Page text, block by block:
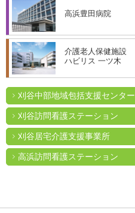
高浜豊田病院
介護老人保健施設
ハビリス 一ツ木
刈谷中部地域包括支援センター
刈谷訪問看護ステーション
刈谷居宅介護支援事業所
高浜訪問看護ステーション